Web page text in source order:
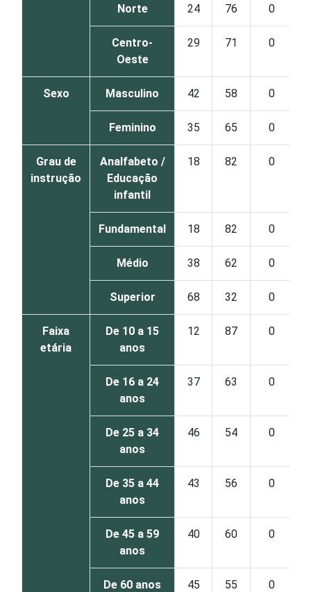
Norte 24 76 0
Centro-
Oeste
29 71 0
Sexo Masculino 42 58 0
Feminino 35 65 0
Grau de
instrução
Analfabeto /
Educação
infantil
18 82 0
Fundamental 18 82 0
Médio 38 62 0
Superior 68 32 0
Faixa
etária
De 10 a 15
anos
12 87 0
De 16 a 24
anos
37 63 0
De 25 a 34
anos
46 54 0
De 35 a 44
anos
43 56 0
De 45 a 59
anos
40 60 0
De 60 anos
45 55 0